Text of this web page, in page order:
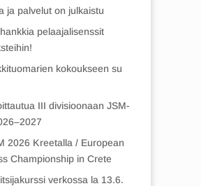
ja palvelut on julkaistu
pelaajalisenssit
kokoukseen su
III divisioonaan JSM-
2026 Kreetalla / European
Championship in Crete
verkossa la 13.6.